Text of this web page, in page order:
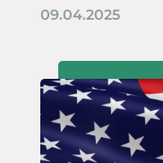
09.04.2025